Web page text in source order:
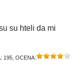
su hteli da mi
195 , OCENA: